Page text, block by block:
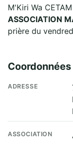
M'Kiri Wa
ASSOCIATION
prière du
Coordonnées
ADRESSE
ASSOCIATION